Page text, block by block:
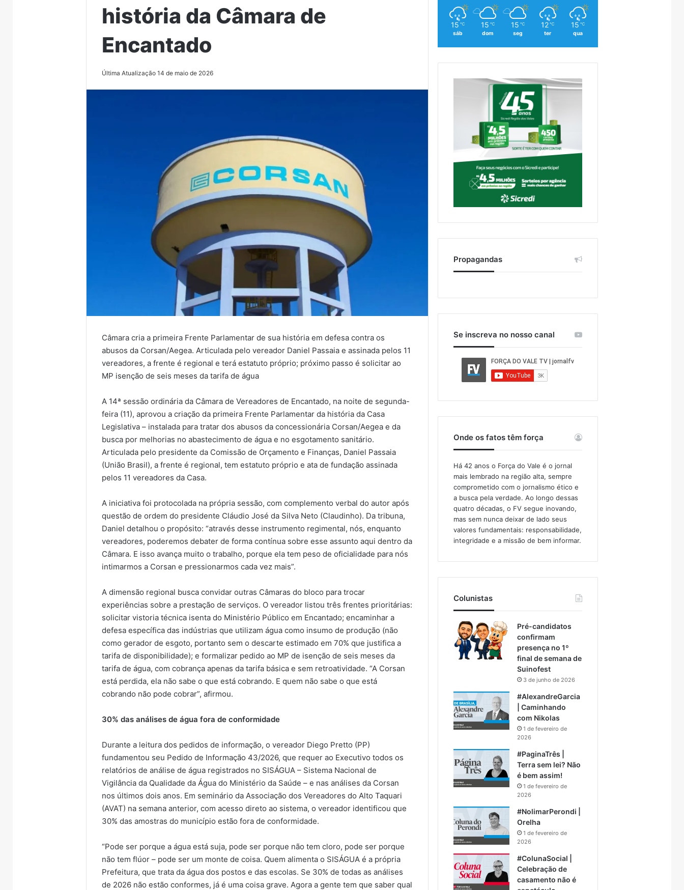
história da Câmara de
Encantado
Última Atualização 14 de maio de 2026
Câmara cria a primeira Frente Parlamentar de sua história em defesa contra os
abusos da Corsan/Aegea. Articulada pelo vereador Daniel Passaia e assinada pelos 11
vereadores, a frente é regional e terá estatuto próprio; próximo passo é solicitar ao
MP isenção de seis meses da tarifa de água
A 14ª sessão ordinária da Câmara de Vereadores de Encantado, na noite de segunda-
feira (11), aprovou a criação da primeira Frente Parlamentar da história da Casa
Legislativa – instalada para tratar dos abusos da concessionária Corsan/Aegea e da
busca por melhorias no abastecimento de água e no esgotamento sanitário.
Articulada pelo presidente da Comissão de Orçamento e Finanças, Daniel Passaia
(União Brasil), a frente é regional, tem estatuto próprio e ata de fundação assinada
pelos 11 vereadores da Casa.
A iniciativa foi protocolada na própria sessão, com complemento verbal do autor após
questão de ordem do presidente Cláudio José da Silva Neto (Claudinho). Da tribuna,
Daniel detalhou o propósito: “através desse instrumento regimental, nós, enquanto
vereadores, poderemos debater de forma contínua sobre esse assunto aqui dentro da
Câmara. E isso avança muito o trabalho, porque ela tem peso de oficialidade para nós
intimarmos a Corsan e pressionarmos cada vez mais”.
A dimensão regional busca convidar outras Câmaras do bloco para trocar
experiências sobre a prestação de serviços. O vereador listou três frentes prioritárias:
solicitar vistoria técnica isenta do Ministério Público em Encantado; encaminhar a
defesa específica das indústrias que utilizam água como insumo de produção (não
como gerador de esgoto, portanto sem o descarte estimado em 70% que justifica a
tarifa de disponibilidade); e formalizar pedido ao MP de isenção de seis meses da
tarifa de água, com cobrança apenas da tarifa básica e sem retroatividade. “A Corsan
está perdida, ela não sabe o que está cobrando. E quem não sabe o que está
cobrando não pode cobrar”, afirmou.
30% das análises de água fora de conformidade
Durante a leitura dos pedidos de informação, o vereador Diego Pretto (PP)
fundamentou seu Pedido de Informação 43/2026, que requer ao Executivo todos os
relatórios de análise de água registrados no SISÁGUA – Sistema Nacional de
Vigilância da Qualidade da Água do Ministério da Saúde – e nas análises da Corsan
nos últimos dois anos. Em seminário da Associação dos Vereadores do Alto Taquari
(AVAT) na semana anterior, com acesso direto ao sistema, o vereador identificou que
30% das amostras do município estão fora de conformidade.
“Pode ser porque a água está suja, pode ser porque não tem cloro, pode ser porque
não tem flúor – pode ser um monte de coisa. Quem alimenta o SISÁGUA é a própria
Prefeitura, que trata da água dos postos e das escolas. Se 30% de todas as análises
de 2026 não estão conformes, já é uma coisa grave. Agora a gente tem que saber qual
15 ℃
sáb
15 ℃
dom
15 ℃
seg
12 ℃
ter
15 ℃
qua
Propagandas
Se inscreva no nosso canal
Onde os fatos têm força
Há 42 anos o Força do Vale é o jornal
mais lembrado na região alta, sempre
comprometido com o jornalismo ético e
a busca pela verdade. Ao longo dessas
quatro décadas, o FV segue inovando,
mas sem nunca deixar de lado seus
valores fundamentais: responsabilidade,
integridade e a missão de bem informar.​
Colunistas
Pré-candidatos
confirmam
presença no 1º
final de semana de
Suinofest
3 de junho de 2026
#AlexandreGarcia
| Caminhando
com Nikolas
1 de fevereiro de
2026
#PaginaTrês |
Terra sem lei? Não
é bem assim!
1 de fevereiro de
2026
#NolimarPerondi |
Orelha
1 de fevereiro de
2026
#ColunaSocial |
Celebração de
casamento não é